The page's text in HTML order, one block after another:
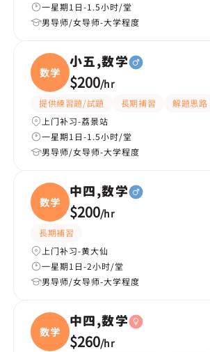
一星期1日-1.5小时/堂
男导师/女导师-大学程度
数学
小五,数学
$200/hr
提供練習題/試題 長期補習 解題思路
上门补习-荔景站
一星期1日-1.5小时/堂
男导师/女导师-大学程度
数学
中四,数学
$200/hr
長期補習
上门补习-黄大仙
一星期1日-2小时/堂
男导师/女导师-大学程度
数学
中四,数学
$260/hr